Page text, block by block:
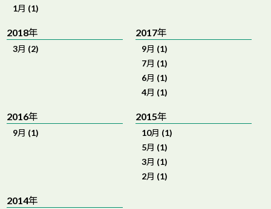
1月 (1)
2018年
3月 (2)
2017年
9月 (1)
7月 (1)
6月 (1)
4月 (1)
2016年
9月 (1)
2015年
10月 (1)
5月 (1)
3月 (1)
2月 (1)
2014年